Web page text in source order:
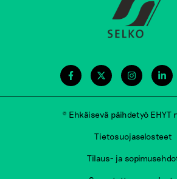
© Ehkäisevä päihdetyö EHYT
Tietosuojaselosteet
Tilaus- ja